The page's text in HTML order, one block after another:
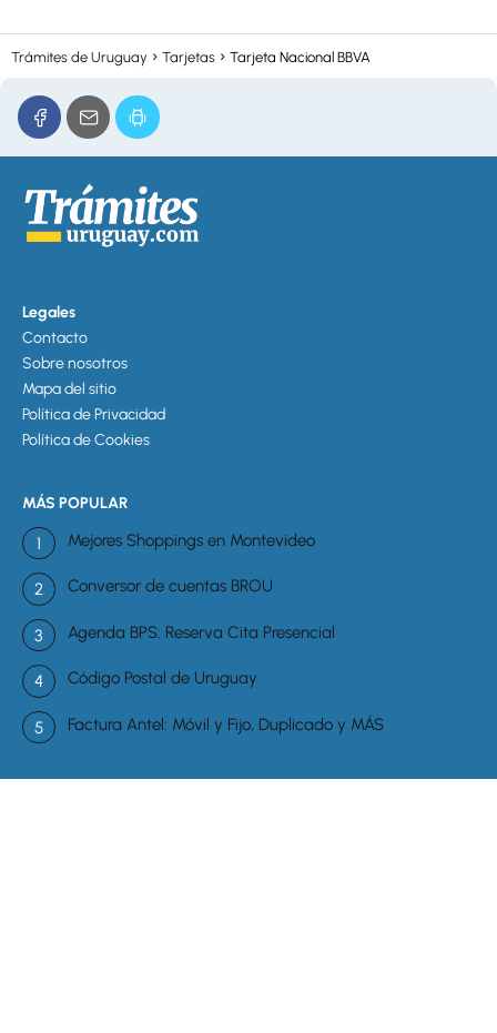
Trámites de Uruguay Tarjetas Tarjeta Nacional BBVA
Legales
Contacto
Sobre nosotros
Mapa del sitio
Política de Privacidad
Política de Cookies
MÁS POPULAR
Mejores Shoppings en Montevideo
Conversor de cuentas BROU
Agenda BPS: Reserva Cita Presencial
Código Postal de Uruguay
Factura Antel: Móvil y Fijo, Duplicado y MÁS